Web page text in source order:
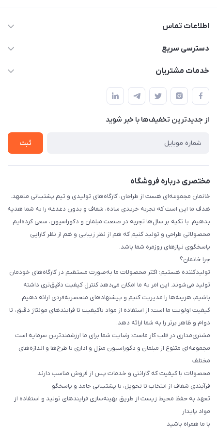
اطلاعات تماس
09124780957
دسترسی سریع
حساب کاربری
لیست محصولات
درباره ما
خدمات مشتریان
قوانین و مقررات
حریم خصوصی
راهنما
از جدید‌ترین تخفیف‌ها با‌ خبر شوید
ثبت
مختصری درباره فروشگاه
خانمان مجموعه‌ای هست از طراحان، کارگاه‌های تولیدی و تیم پشتیبانی متعهد.
هدف ما این است که تجربه خریدی ساده، شفاف و بدون دغدغه را به شما هدیه
بدهیم. با تکیه بر سال‌ها تجربه در صنعت مبلمان و دکوراسیون، سعی کرده‌ایم
محصولاتی طراحی و تولید کنیم که هم از نظر زیبایی و هم از نظر کارایی
پاسخگوی نیازهای روزمره شما باشد.
چرا خانمان؟
تولیدکننده هستیم: اکثر محصولات ما به‌صورت مستقیم در کارگاه‌های خودمان
تولید می‌شوند. این امر به ما امکان می‌دهد کنترل کیفیت دقیق‌تری داشته
باشیم، هزینه‌ها را مدیریت کنیم و پیشنهادهای منحصربه‌فردی ارائه دهیم.
کیفیت اولویت ما است: از استفاده از مواد باکیفیت تا فرایندهای مونتاژ دقیق، تا
دوام و ظاهر برتر را به شما ارائه دهد.
مشتری‌مداری در قلب کار ماست: رضایت شما برای ما ارزشمندترین سرمایه است
مجموعه‌ای متنوع از مبلمان و دکوراسیون منزل و اداری با طرح‌ها و اندازه‌های
مختلف
محصولات با کیفیت که گارانتی و خدمات پس از فروش مناسب دارند
فرآیندی شفاف از انتخاب تا تحویل، با پشتیبانی جامد و پاسخگو
تعهد به حفظ محیط زیست از طریق بهینه‌سازی فرایندهای تولید و استفاده از
مواد پایدار
با ما همراه باشید